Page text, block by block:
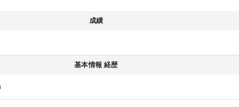
成績
基本情報 経歴